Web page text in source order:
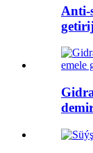
Anti-